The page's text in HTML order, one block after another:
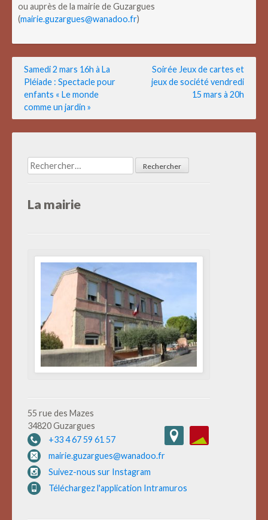
ou auprès de la mairie de Guzargues
(mairie.guzargues@wanadoo.fr)
Navigation
de
l’article
Samedi 2 mars 16h à La
Pléiade : Spectacle pour
enfants « Le monde
comme un jardin »
Soirée Jeux de cartes et
jeux de société vendredi
15 mars à 20h
Rechercher :
La mairie
55 rue des Mazes
34820 Guzargues
+33 4 67 59 61 57
mairie.guzargues@wanadoo.fr
Suivez-nous sur Instagram
Téléchargez l'application Intramuros